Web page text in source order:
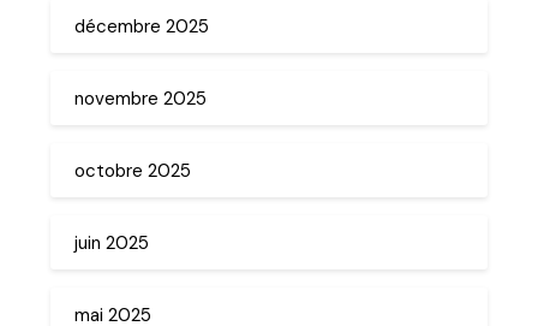
décembre 2025
novembre 2025
octobre 2025
juin 2025
mai 2025